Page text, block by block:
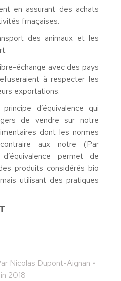
en assurant des achats
frnaçaises.
des animaux et les
échange avec des pays
à respecter les
exportations.
d’équivalence qui
de vendre sur notre
dont les normes
aux notre (Par
permet de
produits considérés bio
utilisant des pratiques
Nicolas Dupont-Aignan
2018